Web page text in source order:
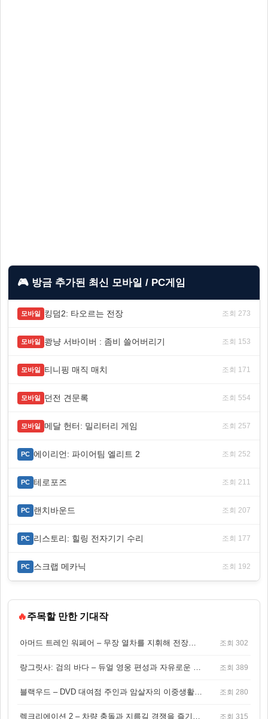
🎮 방금 추가된 최신 모바일 / PC게임
모바일 킹덤2: 타오르는 전장 조회 273
모바일 쾅냥 서바이버 : 좀비 쓸어버리기 조회 153
모바일 티니핑 매직 매치 조회 171
모바일 던전 견문록 조회 554
모바일 메달 헌터: 밀리터리 게임 조회 257
PC 에이리언: 파이어팀 엘리트 2 조회 252
PC 테로포즈 조회 211
PC 랜치바운드 조회 207
PC 리스토리: 힐링 전자기기 수리 조회 177
PC 스크랩 메카닉 조회 192
🔥주목할 만한 기대작
아머드 트레인 워페어 – 무장 열차를 지휘해 전장을 돌파하는 생존 전투 게임 조회 302
랑그릿사: 검의 바다 – 듀얼 영웅 편성과 자유로운 탐험을 결합한 판타지 전략 RPG 조회 389
블랙우드 – DVD 대여점 주인과 암살자의 이중생활을 그린 3인칭 액션 스릴러 게임 조회 280
렉크리에이션 2 – 차량 충돌과 지름길 경쟁을 즐기는 오픈월드 아케이드 레이싱 게임 조회 315